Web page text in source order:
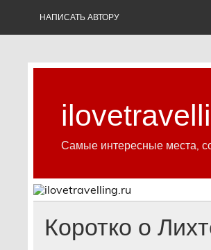
НАПИСАТЬ АВТОРУ
Самые интересные места,
Коротко о